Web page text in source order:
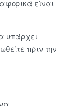
είναι
υπάρχει
πριν την